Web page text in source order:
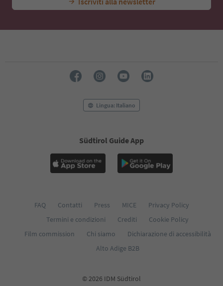
Lingua: Italiano
Südtirol Guide App
FAQ Contatti Press MICE
Privacy Policy
Termini e condizioni
Crediti
Cookie Policy
Film commission
Chi siamo
Dichiarazione di accessibilità
Alto Adige B2B
© 2026 IDM Südtirol